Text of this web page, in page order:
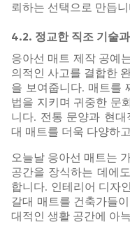
뢰하는 선택으로 만듭니
4.2. 정교한 직조 기술
응아선 매트 제작 공예
의적인 사고를 결합한
을 보여줍니다. 매트를
법을 지키며 귀중한 문
니다. 전통 문양과 현
대 매트를 더욱 다양하
오늘날 응아선 매트는
공간을 장식하는 데에
합니다. 인테리어 디자
갈대 매트를 건축가들
대적인 생활 공간에 아